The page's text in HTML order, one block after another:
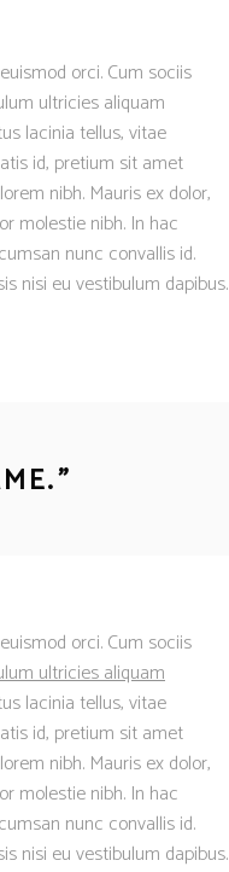
orci. Cum sociis
ultricies aliquam
lacinia tellus, vitae
id, pretium sit amet
nibh. Mauris ex dolor,
molestie nibh. In hac
nunc convallis id.
nisi eu vestibulum dapibus.
”
orci. Cum sociis
ultricies aliquam
lacinia tellus, vitae
id, pretium sit amet
nibh. Mauris ex dolor,
molestie nibh. In hac
nunc convallis id.
nisi eu vestibulum dapibus.